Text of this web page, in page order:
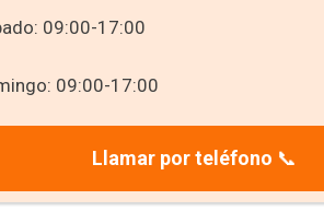
09:00-17:00
09:00-17:00
Llamar por teléfono 📞